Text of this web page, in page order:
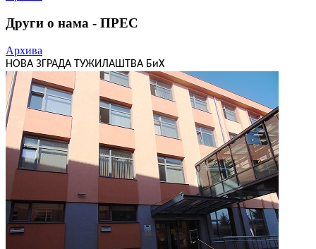
Други о нама - ПРЕС
Архива
НОВА ЗГРАДА ТУЖИЛАШТВА БиХ